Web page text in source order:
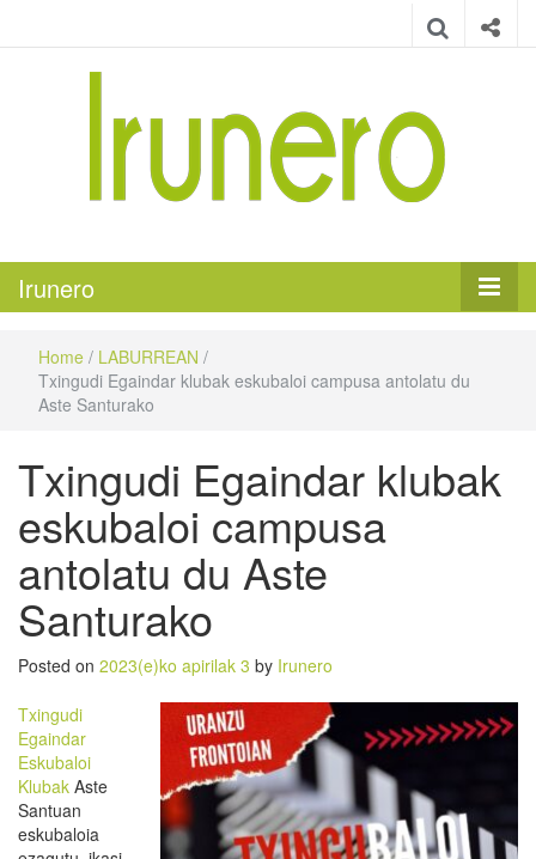
Irunero
Home / LABURREAN /
Txingudi Egaindar klubak eskubaloi campusa antolatu du
Aste Santurako
Txingudi Egaindar klubak
eskubaloi campusa
antolatu du Aste
Santurako
Posted on 2023(e)ko apirilak 3 by Irunero
Txingudi
Egaindar
Eskubaloi
Klubak Aste
Santuan
eskubaloia